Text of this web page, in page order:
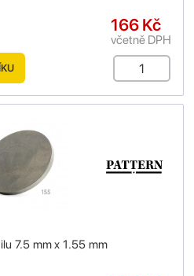
166 Kč
včetně DPH
7.5 mm x 1.55 mm